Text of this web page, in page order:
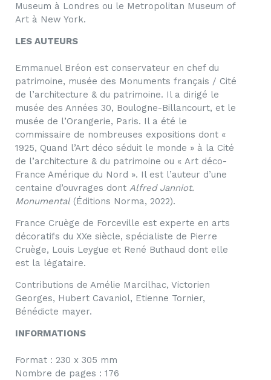
Museum à Londres ou le Metropolitan Museum of
Art à New York.
LES AUTEURS
Emmanuel Bréon est conservateur en chef du
patrimoine, musée des Monuments français / Cité
de l’architecture & du patrimoine. Il a dirigé le
musée des Années 30, Boulogne-Billancourt, et le
musée de l’Orangerie, Paris. Il a été le
commissaire de nombreuses expositions dont «
1925, Quand l’Art déco séduit le monde » à la Cité
de l’architecture & du patrimoine ou « Art déco-
France Amérique du Nord ». Il est l’auteur d’une
centaine d’ouvrages dont Alfred Janniot.
Monumental (Éditions Norma, 2022).
France Cruège de Forceville est experte en arts
décoratifs du XXe siècle, spécialiste de Pierre
Cruège, Louis Leygue et René Buthaud dont elle
est la légataire.
Contributions de Amélie Marcilhac, Victorien
Georges, Hubert Cavaniol, Etienne Tornier,
Bénédicte mayer.
INFORMATIONS
Format : 230 x 305 mm
Nombre de pages : 176